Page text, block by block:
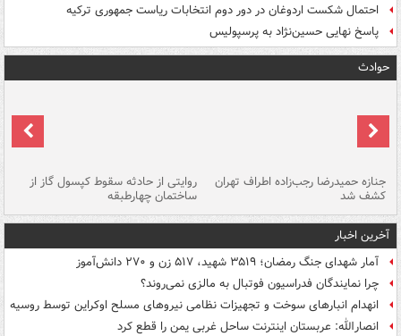
احتمال شکست اردوغان در دور دوم انتخابات ریاست جمهوری ترکیه
پاسخ نهایی حسین‌نژاد به پرسپولیس
حوادث
جنازه حمیدرضا رجب‌زاده اطراف تهران
کشف شد
روایتی از حادثه سقوط کپسول گاز از
ساختمان چهارطبقه
آخرین اخبار
آمار شهدای جنگ رمضان؛ ۳۵۱۹ شهید، ۵۱۷ زن و ۲۷۰ دانش‌آموز
چرا نمایندگان فدراسیون فوتبال به مالزی نمی‌روند؟
انهدام انبارهای سوخت و تجهیزات نظامی نیروهای مسلح اوکراین توسط روسیه
انصارالله: عربستان اینترنت ساحل غربی یمن را قطع کرد